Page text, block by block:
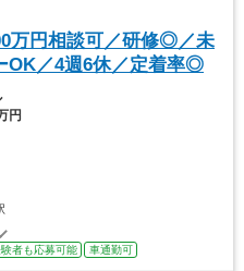
万円相談可／研修◎／未
OK／4週6休／定着率◎
円
者も応募可能 車通勤可